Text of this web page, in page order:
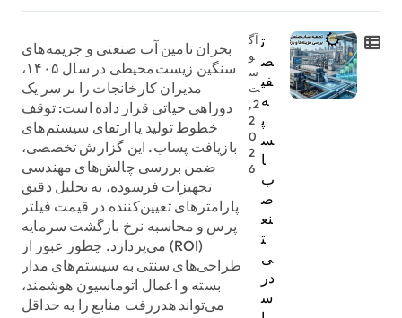
ت
ص
فی
ه
پ
س
ا
ب
ص
نع
ت
ی
در
س
آگ
و
س
ت
2,
2
0
2
6
بحران تامین آب صنعتی و جریمه‌های
سنگین زیست‌محیطی در سال ۱۴۰۵،
مدیران کارخانجات را بر سر یک
دوراهی حیاتی قرار داده است: توقف
خطوط تولید یا ارتقای سیستم‌های
بازیافت پساب. این گزارش تخصصی،
ضمن بررسی چالش‌های مهندسی
تجهیزات فرسوده، به تحلیل دقیق
پارامترهای تعیین‌کننده در قیمت فیلتر
پرس و محاسبه نرخ بازگشت سرمایه
(ROI) می‌پردازد. چطور عبور از
طراحی‌های سنتی به سیستم‌های مدار
بسته و اعمال اتوماسیون هوشمند،
می‌تواند هدررفت منابع را به حداقل